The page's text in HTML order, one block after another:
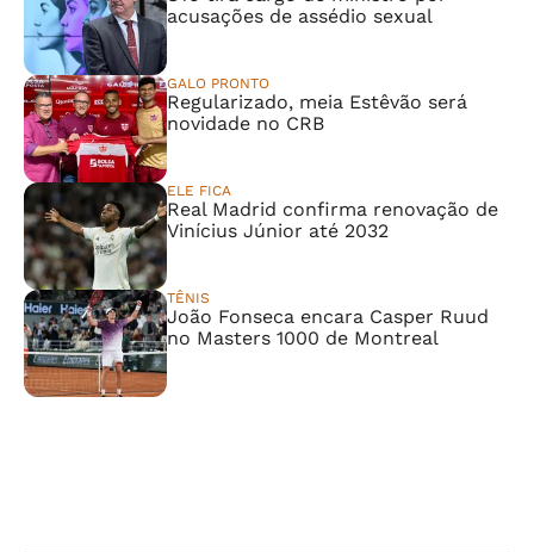
acusações de assédio sexual
GALO PRONTO
Regularizado, meia Estêvão será
novidade no CRB
ELE FICA
Real Madrid confirma renovação de
Vinícius Júnior até 2032
TÊNIS
João Fonseca encara Casper Ruud
no Masters 1000 de Montreal